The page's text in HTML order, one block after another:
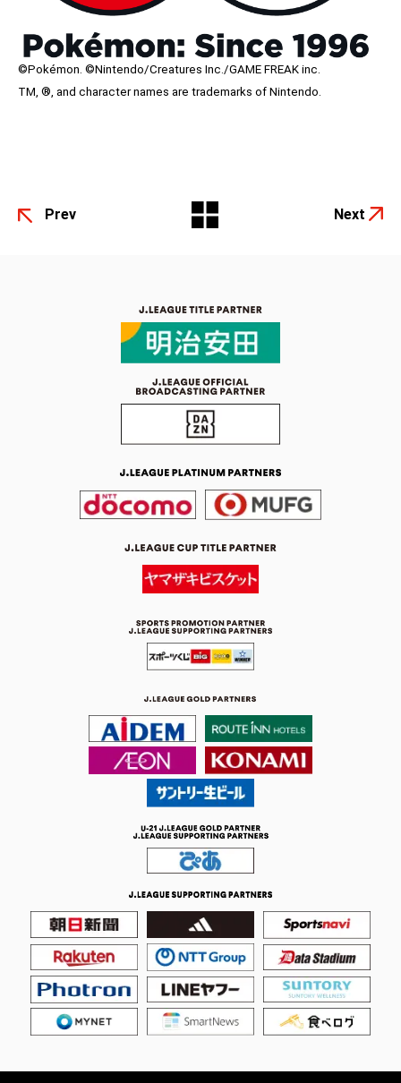
©Pokémon. ©Nintendo/Creatures Inc./GAME FREAK inc.
TM, ®, and character names are trademarks of Nintendo.
Prev Next